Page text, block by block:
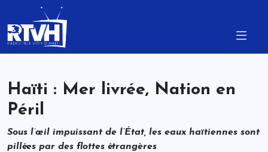
Haïti : Mer livrée, Nation en
Péril
Sous l’œil impuissant de l’État, les eaux haïtiennes sont
pillées par des flottes étrangères